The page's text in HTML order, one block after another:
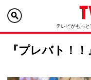
テレビがもっ
『プレバト！